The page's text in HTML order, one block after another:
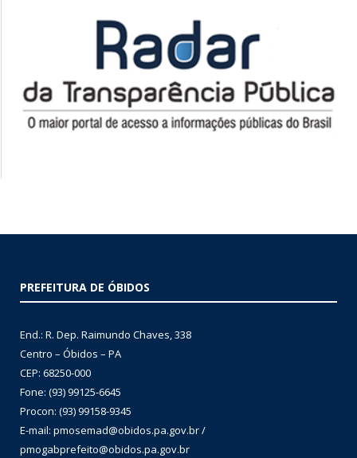
PREFEITURA DE ÓBIDOS
End.: R. Dep. Raimundo Chaves, 338
Centro – Óbidos – PA
CEP: 68250-000
Fone: (93) 99125-6645
Procon: (93) 99158-9345
E-mail: pmosemad@obidos.pa.gov.br /
pmogabprefeito@obidos.pa.gov.br